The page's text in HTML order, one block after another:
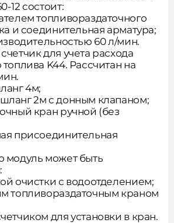
12 состоит:
топливораздаточного
и соединительная арматура;
60 л/мин.
для учета расхода
K44. Рассчитан на
4м;
2м с донным клапаном;
кран ручной (без
присоединительная
модуль может быть
очистки с водоотделением;
топливораздаточным краном
для установки в кран.
форму и мы вам
на новости,
акции
на новости
в корзину
заказ
покупки
Спасибо!
заявка принята
свяжится с вами в
отправки
повторить отправку
свяжитесь с нами